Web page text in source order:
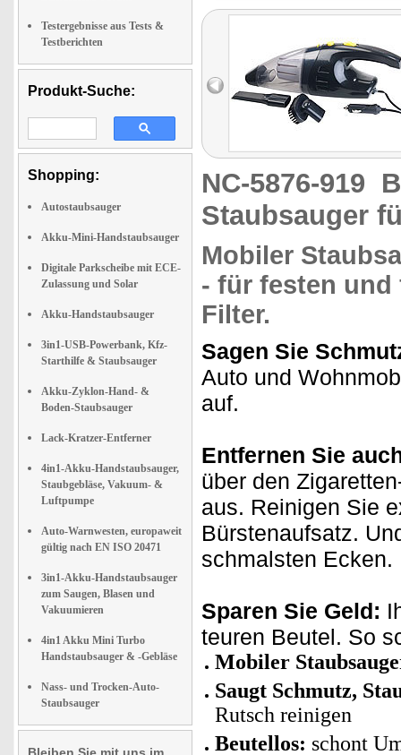
Testergebnisse aus Tests &
Testberichten
Produkt-Suche:
Shopping:
Autostaubsauger
Akku-Mini-Handstaubsauger
Digitale Parkscheibe mit ECE-
Zulassung und Solar
Akku-Handstaubsauger
3in1-USB-Powerbank, Kfz-
Starthilfe & Staubsauger
Akku-Zyklon-Hand- &
Boden-Staubsauger
Lack-Kratzer-Entferner
4in1-Akku-Handstaubsauger,
Staubgebläse, Vakuum- &
Luftpumpe
Auto-Warnwesten, europaweit
gültig nach EN ISO 20471
3in1-Akku-Handstaubsauger
zum Saugen, Blasen und
Vakuumieren
4in1 Akku Mini Turbo
Handstaubsauger & -Gebläse
Nass- und Trocken-Auto-
Staubsauger
NC-5876-919
Staubsauger
Mobiler
- für festen und
Filter.
Sagen Sie
Auto und
auf.
Entfernen Sie
über den
aus. Reinigen Sie
Bürstenaufsatz.
schmalsten Ecken.
Sparen Sie Geld:
teuren Beutel. So
Mobiler
Saugt Schmutz,
Rutsch reinigen
Beutellos: schont